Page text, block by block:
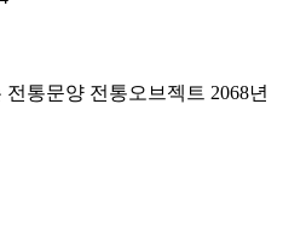
통문양 전통오브젝트 2068년